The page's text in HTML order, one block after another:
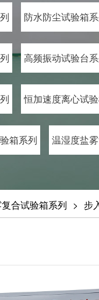
防水防尘试验箱
高频振动试验台
恒加速度离心试
箱系列 温湿度盐
合试验箱系列 步